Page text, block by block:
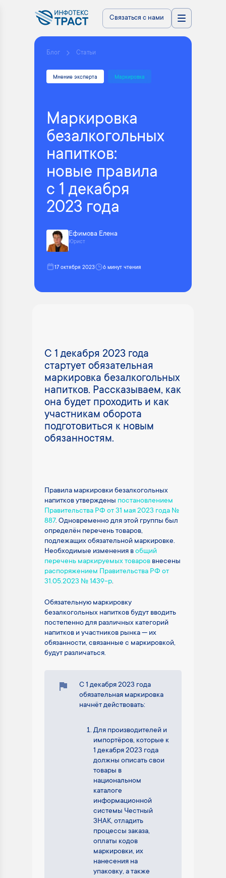
Связаться с нами
Блог Статьи
Мнение эксперта Маркировка
Маркировка
безалкогольных
напитков:
новые правила
с 1 декабря
2023 года
Ефимова Елена
Юрист
17 октября 2023 6 минут чтения
С 1 декабря 2023 года
стартует обязательная
маркировка безалкогольных
напитков. Рассказываем, как
она будет проходить и как
участникам оборота
подготовиться к новым
обязанностям.
Правила маркировки безалкогольных
напитков утверждены постановлением
Правительства РФ от 31 мая 2023 года №
887. Одновременно для этой группы был
определён перечень товаров,
подлежащих обязательной маркировке.
Необходимые изменения вобщий
перечень маркируемых товаров внесены
распоряжением Правительства РФ от
31.05.2023 № 1439-р.
Обязательную маркировку
безалкогольных напитков будут вводить
постепенно для различных категорий
напитков и участников рынка — их
обязанности, связанные с маркировкой,
будут различаться.
С 1 декабря 2023 года
обязательная маркировка
начнёт действовать:
Для производителей и
импортёров, которые к
1 декабря 2023 года
должны описать свои
товары в
национальном
каталоге
информационной
системы Честный
ЗНАК, отладить
процессы заказа,
оплаты кодов
маркировки, их
нанесения на
упаковку, а также